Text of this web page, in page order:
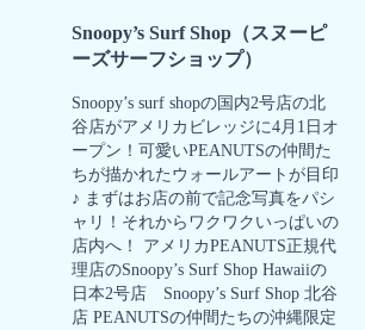
Snoopy’s Surf Shop（スヌーピ
ーズサーフショップ）
Snoopy’s surf shopの国内2号店の北
谷店がアメリカビレッジに4月1日オ
ープン！可愛いPEANUTSの仲間た
ちが描かれたウォールアートが目印
♪ まずはお店の前で記念写真をパシ
ャリ！それからワクワクいっぱいの
店内へ！ アメリカPEANUTS正規代
理店のSnoopy’s Surf Shop Hawaiiの
日本2号店 Snoopy’s Surf Shop 北谷
店 PEANUTSの仲間たちの沖縄限定